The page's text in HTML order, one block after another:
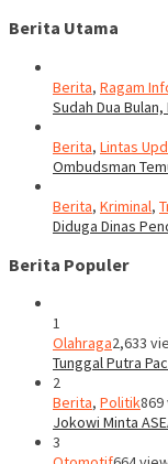
Berita Utama
Berita, Ragam
Sudah Dua
Berita, Lintas
Ombudsman
Berita, Kriminal,
Diduga Dinas
Berita Populer
1
Olahraga2,633
Tunggal Putra
2
Berita, Politik869
Jokowi Minta
3